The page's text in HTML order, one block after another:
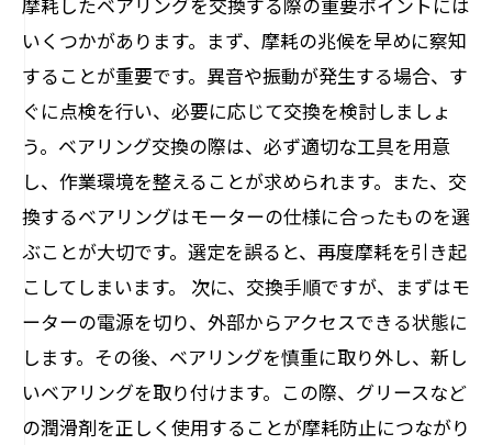
いくつかがあります。まず、摩耗の兆候を早めに察知
することが重要です。異音や振動が発生する場合、す
ぐに点検を行い、必要に応じて交換を検討しましょ
う。ベアリング交換の際は、必ず適切な工具を用意
し、作業環境を整えることが求められます。また、交
換するベアリングはモーターの仕様に合ったものを選
ぶことが大切です。選定を誤ると、再度摩耗を引き起
こしてしまいます。 次に、交換手順ですが、まずはモ
ーターの電源を切り、外部からアクセスできる状態に
します。その後、ベアリングを慎重に取り外し、新し
いベアリングを取り付けます。この際、グリースなど
の潤滑剤を正しく使用することが摩耗防止につながり